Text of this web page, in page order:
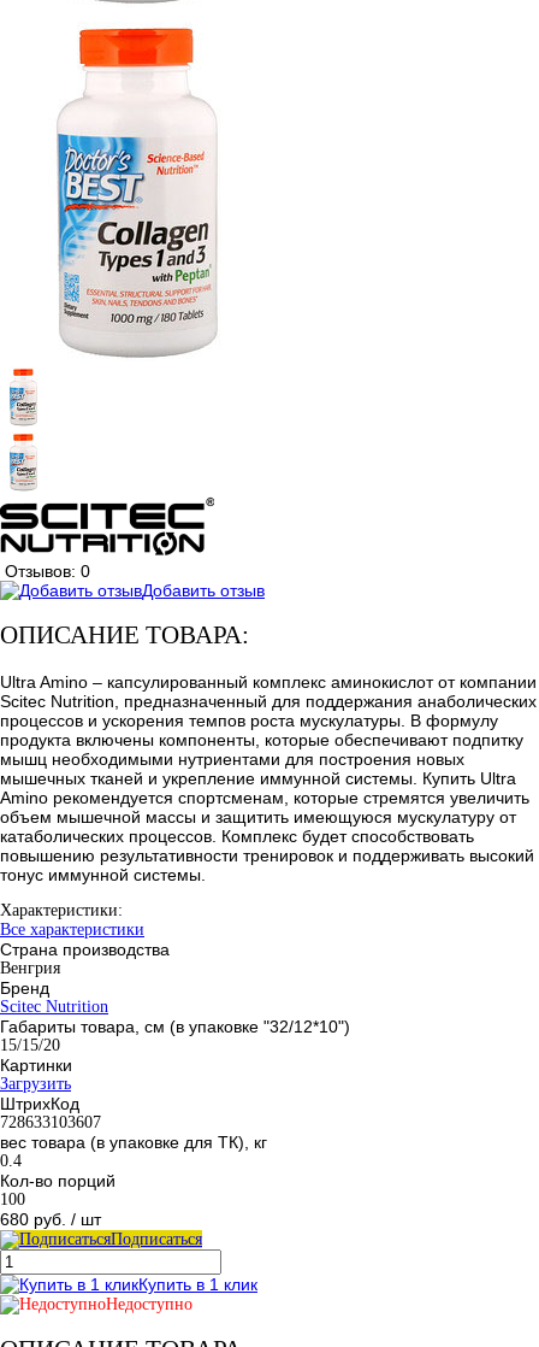
Отзывов: 0
Добавить отзыв
ОПИСАНИЕ ТОВАРА:
Ultra Amino – капсулированный комплекс аминокислот от компании
Scitec Nutrition, предназначенный для поддержания анаболических
процессов и ускорения темпов роста мускулатуры. В формулу
продукта включены компоненты, которые обеспечивают подпитку
мышц необходимыми нутриентами для построения новых
мышечных тканей и укрепление иммунной системы. Купить Ultra
Amino рекомендуется спортсменам, которые стремятся увеличить
объем мышечной массы и защитить имеющуюся мускулатуру от
катаболических процессов. Комплекс будет способствовать
повышению результативности тренировок и поддерживать высокий
тонус иммунной системы.
Характеристики:
Все характеристики
Страна производства
Венгрия
Бренд
Scitec Nutrition
Габариты товара, см (в упаковке "32/12*10")
15/15/20
Картинки
Загрузить
ШтрихКод
728633103607
вес товара (в упаковке для ТК), кг
0.4
Кол-во порций
100
680 руб. / шт
Подписаться
Купить в 1 клик
Недоступно